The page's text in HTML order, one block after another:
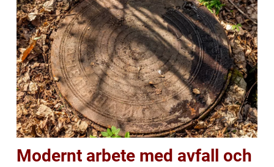
Modernt arbete med avfall och